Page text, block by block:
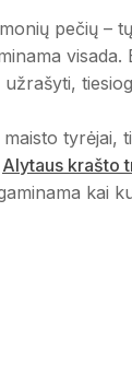
pečių –
tyrėjai,
Alytaus krašto
kai